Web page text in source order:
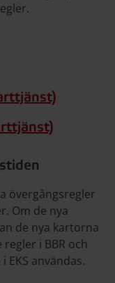
övergångsregler
Om de nya
de nya kartorna
i BBR och
EKS användas.